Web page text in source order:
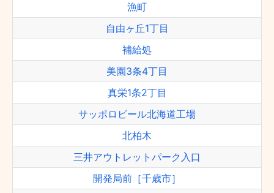
漁町
自由ヶ丘1丁目
補給処
美園3条4丁目
真栄1条2丁目
サッポロビール北海道工場
北柏木
三井アウトレットパーク入口
開発局前［千歳市］